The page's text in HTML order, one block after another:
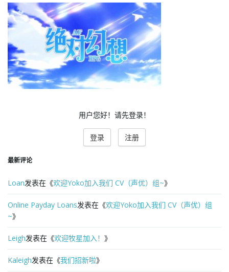
c
h
k
e
y
w
o
r
用户您好！请先登录！
登录 注册
最新评论
Loan发表在《欢迎Yoko加入我们 CV（声优）组~》
Online Payday Loans发表在《欢迎Yoko加入我们 CV（声优）组
~》
Leigh发表在《欢迎牧星加入！ 》
Kaleigh发表在《我们招新啦》